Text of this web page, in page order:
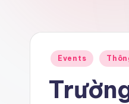
Posted
Events